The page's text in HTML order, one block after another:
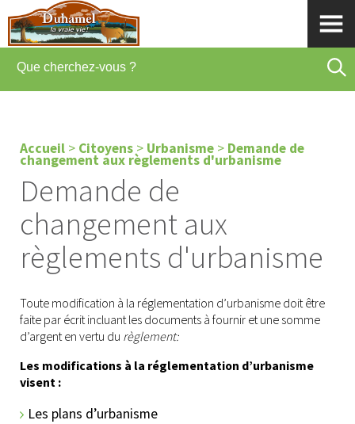
Accueil > Citoyens > Urbanisme > Demande de
changement aux règlements d'urbanisme
Demande de
changement aux
règlements d'urbanisme
Toute modification à la réglementation d’urbanisme doit être
faite par écrit incluant les documents à fournir et une somme
d’argent en vertu du règlement:
Les modifications à la réglementation d’urbanisme
visent :
Les plans d’urbanisme